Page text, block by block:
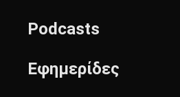
Podcasts
Εφημερίδες